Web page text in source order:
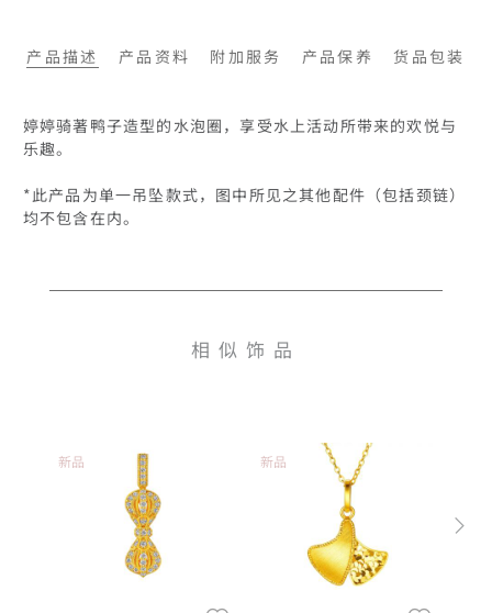
产品描述 产品资料 附加服务 产品保养 货品包装
婷婷骑著鸭子造型的水泡圈，享受水上活动所带来的欢悦与
乐趣。
*此产品为单一吊坠款式，图中所见之其他配件（包括颈链）
均不包含在内。
相似饰品
新品 新品